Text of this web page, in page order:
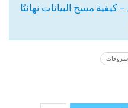
كيفية مسح البيانات نهائيًا
شروحات